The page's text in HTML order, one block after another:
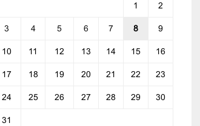
1 2
3 4 5 6 7 8 9
10 11 12 13 14 15 16
17 18 19 20 21 22 23
24 25 26 27 28 29 30
31